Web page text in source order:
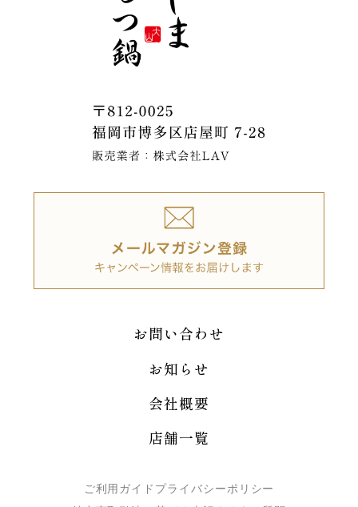
お問い合わせ
お知らせ
会社概要
店舗一覧
ご利用ガイド プライバシーポリシー